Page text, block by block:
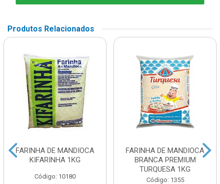
Produtos Relacionados
FARINHA DE MANDIOCA
KIFARINHA 1KG
Código: 10180
FARINHA DE MANDIOCA
BRANCA PREMIUM
TURQUESA 1KG
Código: 1355